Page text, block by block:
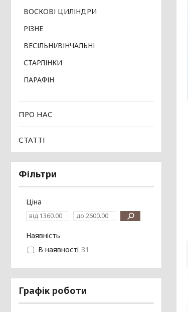
ВОСКОВІ ЦИЛІНДРИ
РІЗНЕ
ВЕСІЛЬНІ/ВІНЧАЛЬНІ
СТАРЛІНКИ
ПАРАФІН
ПРО НАС
СТАТТІ
Фільтри
Ціна
Наявність
В наявності 31
Графік роботи